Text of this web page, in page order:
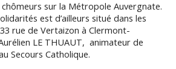
chômeurs sur la Métropole Auvergnate.
est d’ailleurs situé dans les
rue de Vertaizon à Clermont-
LE THUAUT, animateur de
Secours Catholique.